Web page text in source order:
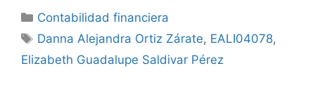
Categorías
Contabilidad financiera
Etiquetas
Danna Alejandra Ortiz Zárate, EALI04078,
Elizabeth Guadalupe Saldivar Pérez